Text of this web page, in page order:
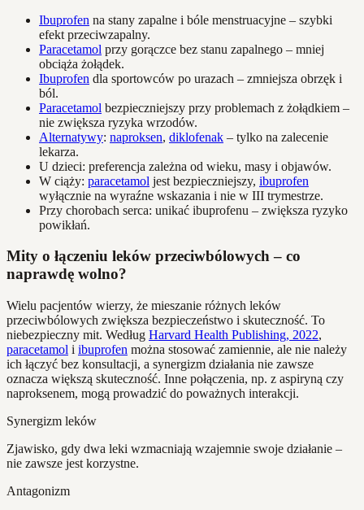
Ibuprofen na stany zapalne i bóle menstruacyjne – szybki
efekt przeciwzapalny.
Paracetamol przy gorączce bez stanu zapalnego – mniej
obciąża żołądek.
Ibuprofen dla sportowców po urazach – zmniejsza obrzęk i
ból.
Paracetamol bezpieczniejszy przy problemach z żołądkiem –
nie zwiększa ryzyka wrzodów.
Alternatywy: naproksen, diklofenak – tylko na zalecenie
lekarza.
U dzieci: preferencja zależna od wieku, masy i objawów.
W ciąży: paracetamol jest bezpieczniejszy, ibuprofen
wyłącznie na wyraźne wskazania i nie w III trymestrze.
Przy chorobach serca: unikać ibuprofenu – zwiększa ryzyko
powikłań.
Mity o łączeniu leków przeciwbólowych – co
naprawdę wolno?
Wielu pacjentów wierzy, że mieszanie różnych leków
przeciwbólowych zwiększa bezpieczeństwo i skuteczność. To
niebezpieczny mit. Według Harvard Health Publishing, 2022,
paracetamol i ibuprofen można stosować zamiennie, ale nie należy
ich łączyć bez konsultacji, a synergizm działania nie zawsze
oznacza większą skuteczność. Inne połączenia, np. z aspiryną czy
naproksenem, mogą prowadzić do poważnych interakcji.
Synergizm leków
Zjawisko, gdy dwa leki wzmacniają wzajemnie swoje działanie –
nie zawsze jest korzystne.
Antagonizm